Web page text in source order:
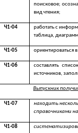
поисковое;
вид чтения;
Ч1-04
работать с
таблица,
Ч1-05 ориентироваться
Ч1-06
составлять
источников,
Выпускник
Ч1-07
находить
справочниками
Ч1-08